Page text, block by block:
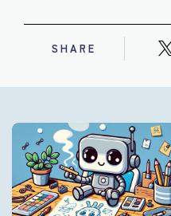
SHARE